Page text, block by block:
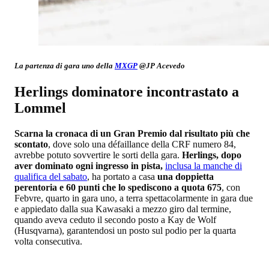
La partenza di gara uno della MXGP @JP Acevedo
Herlings dominatore incontrastato a
Lommel
Scarna la cronaca di un Gran Premio dal risultato più che
scontato, dove solo una défaillance della CRF numero 84,
avrebbe potuto sovvertire le sorti della gara. Herlings, dopo
aver dominato ogni ingresso in pista, inclusa la manche di
qualifica del sabato, ha portato a casa una doppietta
perentoria e 60 punti che lo spediscono a quota 675, con
Febvre, quarto in gara uno, a terra spettacolarmente in gara due
e appiedato dalla sua Kawasaki a mezzo giro dal termine,
quando aveva ceduto il secondo posto a Kay de Wolf
(Husqvarna), garantendosi un posto sul podio per la quarta
volta consecutiva.